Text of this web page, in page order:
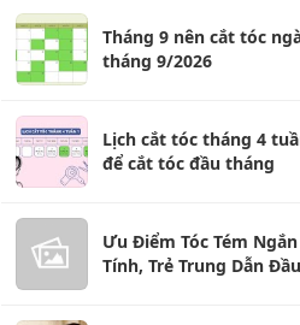
Tháng 9 nên cắt tóc
tháng 9/2026
Lịch cắt tóc tháng 4
để cắt tóc đầu tháng
Ưu Điểm Tóc Tém
Tính, Trẻ Trung Dẫn